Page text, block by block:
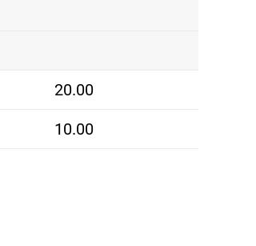
20.00
10.00